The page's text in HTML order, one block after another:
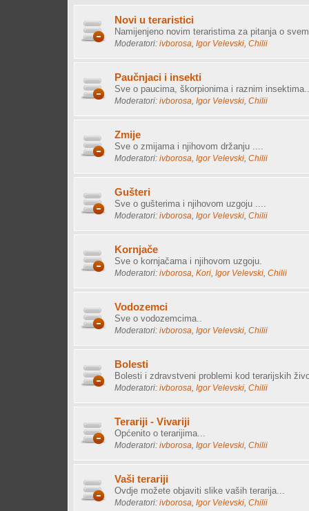
Novi u teraristici
Namijenjeno novim teraristima za pitanja o
Moderatori: ivborosa Igor Velevski Chilii
Paučnjaci i insekti
Sve o paucima, škorpionima i raznim
Moderatori: ivborosa Igor Velevski Chilii
Zmije
Sve o zmijama i njihovom držanju ....
Moderatori: ivborosa Igor Velevski Chilii
Gušteri
Sve o gušterima i njihovom uzgoju ....
Moderatori: ivborosa Igor Velevski Chilii
Kornjače
Sve o kornjačama i njihovom uzgoju.
Moderatori: ivborosa Kori Igor Velevski Chilii
Vodozemci
Sve o vodozemcima..
Moderatori: ivborosa Igor Velevski Chilii
Bolesti
Bolesti i zdravstveni problemi kod terarijskih
Moderatori: ivborosa Igor Velevski Chilii
Terariji - Vivariji
Općenito o terarijima...
Moderatori: ivborosa Igor Velevski Chilii
Vaši terariji
Ovdje možete objaviti slike vaših terarija...
Moderatori: ivborosa Igor Velevski Chilii